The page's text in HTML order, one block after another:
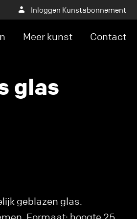
Inloggen Kunstabonnement
Meer kunst Contact
glas
geblazen glas.